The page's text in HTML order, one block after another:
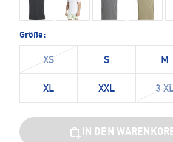
Größe:
XS S M
XL XXL 3
IN DEN